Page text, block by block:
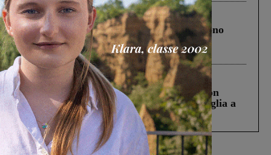
Cronaca 4 Agosto 2026
Un anno fa la strage in A1 in cui morirono
Gianni, Giulia e Franco. Lo schianto, il
processo, lo stop ai sorpassi fra tir....
Cronaca 3 Agosto 2026
Scomparso da una struttura di Castiglion
Fiorentino l’uomo che aveva ucciso la figlia a
Levane nel 2020